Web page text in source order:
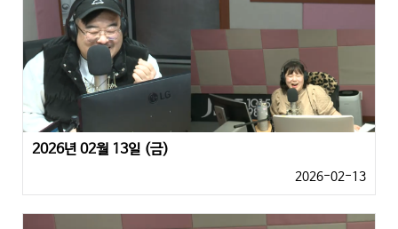
2026년 02월 13일 (금)
2026-02-13